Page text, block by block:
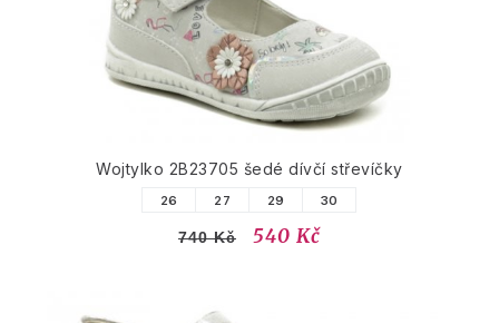
Wojtylko 2B23705 šedé dívčí střevíčky
26 27 29 30
740 Kč 540 Kč